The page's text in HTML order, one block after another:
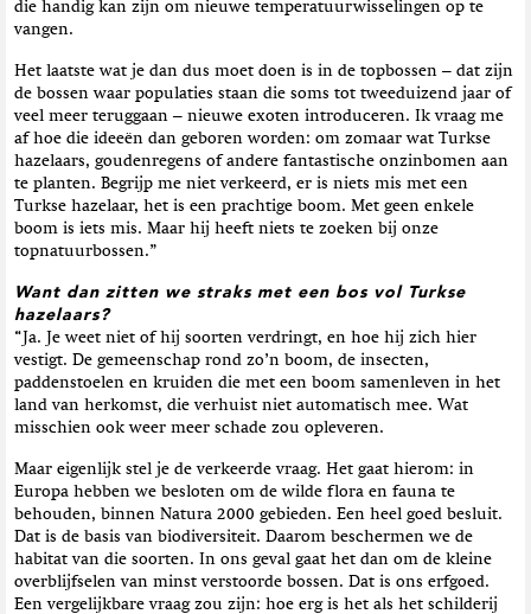
die handig kan zijn om nieuwe temperatuurwisselingen op te
vangen.
Het laatste wat je dan dus moet doen is in de topbossen – dat zijn
de bossen waar populaties staan die soms tot tweeduizend jaar of
veel meer teruggaan – nieuwe exoten introduceren. Ik vraag me
af hoe die ideeën dan geboren worden: om zomaar wat Turkse
hazelaars, goudenregens of andere fantastische onzinbomen aan
te planten. Begrijp me niet verkeerd, er is niets mis met een
Turkse hazelaar, het is een prachtige boom. Met geen enkele
boom is iets mis. Maar hij heeft niets te zoeken bij onze
topnatuurbossen.”
Want dan zitten we straks met een bos vol Turkse
hazelaars?
“Ja. Je weet niet of hij soorten verdringt, en hoe hij zich hier
vestigt. De gemeenschap rond zo’n boom, de insecten,
paddenstoelen en kruiden die met een boom samenleven in het
land van herkomst, die verhuist niet automatisch mee. Wat
misschien ook weer meer schade zou opleveren.
Maar eigenlijk stel je de verkeerde vraag. Het gaat hierom: in
Europa hebben we besloten om de wilde flora en fauna te
behouden, binnen Natura 2000 gebieden. Een heel goed besluit.
Dat is de basis van biodiversiteit. Daarom beschermen we de
habitat van die soorten. In ons geval gaat het dan om de kleine
overblijfselen van minst verstoorde bossen. Dat is ons erfgoed.
Een vergelijkbare vraag zou zijn: hoe erg is het als het schilderij